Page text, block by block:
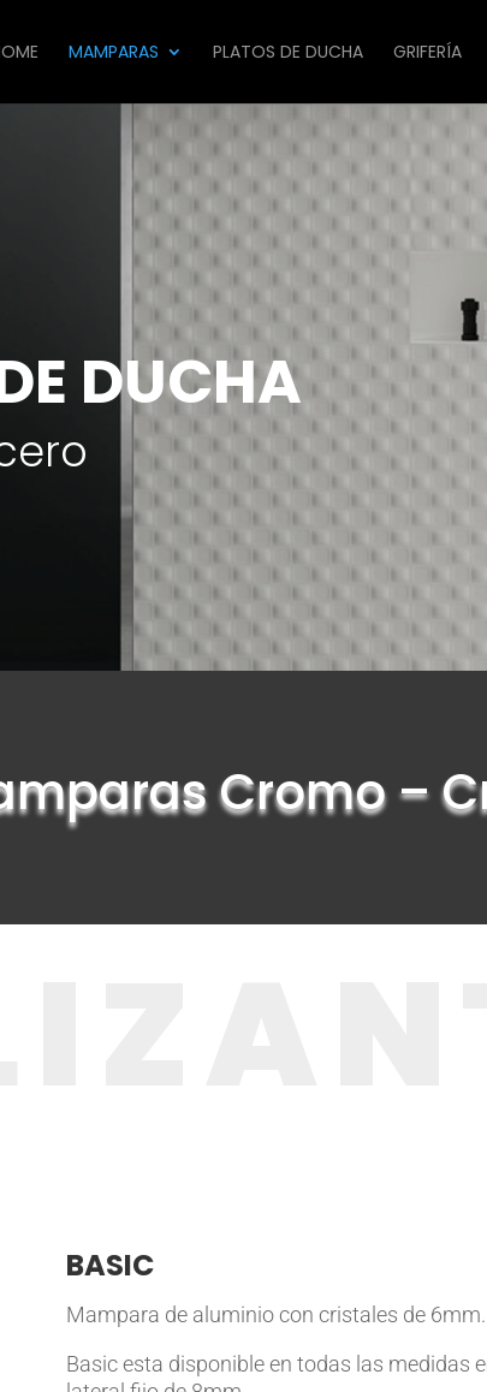
MAMPARAS PLATOS DE DUCHA GRIFERÍA
DUCHA
Cromo –
BASIC
Mampara de aluminio con cristales de 6mm.
Basic esta disponible en todas las medidas